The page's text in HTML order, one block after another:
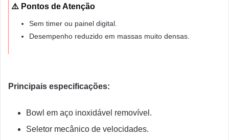
⚠️ Pontos de Atenção
Sem timer ou painel digital.
Desempenho reduzido em massas muito densas.
Principais especificações:
Bowl em aço inoxidável removível.
Seletor mecânico de velocidades.